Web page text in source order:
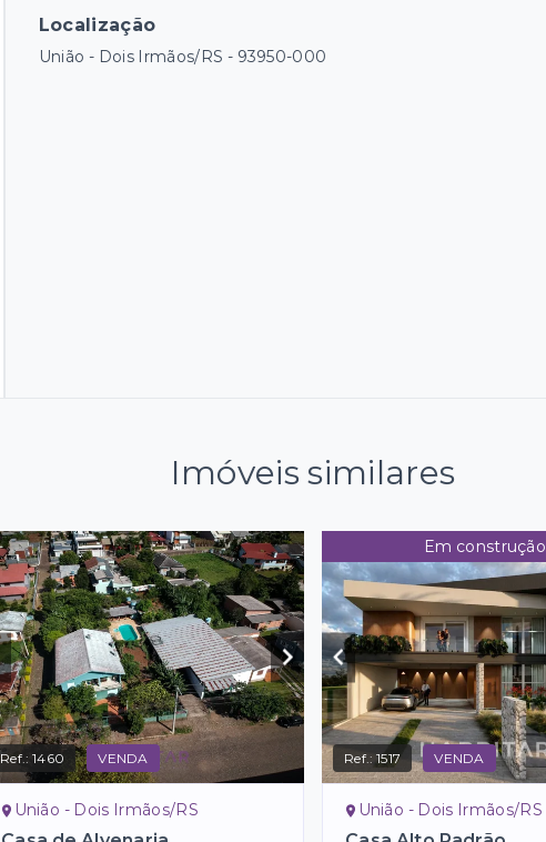
Localização
União - Dois Irmãos/RS - 93950-000
Imóveis similares
Ref.:1460 VENDA
União - Dois Irmãos/RS
Em construção
Ref.:1517 VENDA
União - Dois Irmãos/RS